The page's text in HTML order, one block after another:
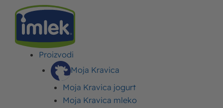
Proizvodi
Moja Kravica
Moja Kravica jogurt
Moja Kravica mleko
admin/19. januar 2024.
*vrednosti iz tabele odnose se na 100g proizvoda
Mlečna mast
Proteini